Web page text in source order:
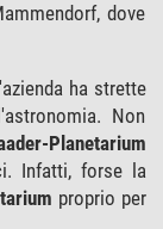
dove
ha strette
Non
Planetarium
Infatti, forse la
proprio per